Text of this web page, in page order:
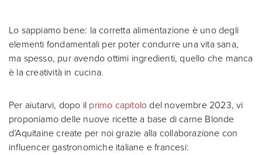
Lo sappiamo bene: la corretta alimentazione è uno degli
elementi fondamentali per poter condurre una vita sana,
ma spesso, pur avendo ottimi ingredienti, quello che manca
è la creatività in cucina.
Per aiutarvi, dopo il primo capitolo del novembre 2023, vi
proponiamo delle nuove ricette a base di carne Blonde
d’Aquitaine create per noi grazie alla collaborazione con
influencer gastronomiche italiane e francesi: